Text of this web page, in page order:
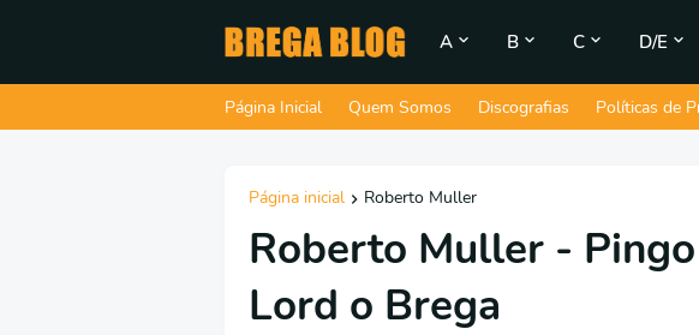
A B C D/E
Página Inicial Quem Somos Discografias Políticas de
Página inicial Roberto Muller
Roberto Muller -
Lord o Brega